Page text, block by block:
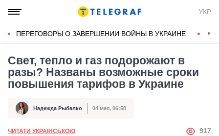
УКР
ПЕРЕГОВОРЫ О ЗАВЕРШЕНИИ ВОЙНЫ В УКРАИНЕ
Свет, тепло и газ подорожают в
разы? Названы возможные сроки
повышения тарифов в Украине
Автор Надежда Рыбалко
Дата публикации 04 мая, 06:58
ЧИТАТИ УКРАЇНСЬКОЮ АВТОР
917